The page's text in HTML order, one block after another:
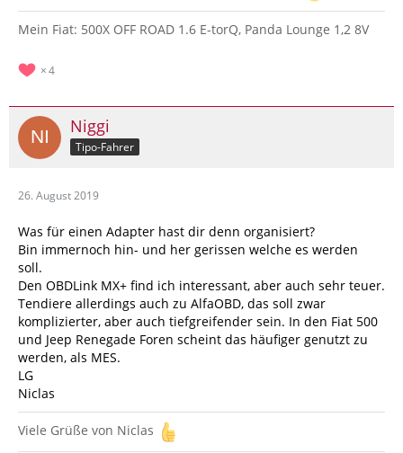
Mein Fiat: 500X OFF ROAD 1.6 E-torQ, Panda Lounge 1,2 8V
4
Niggi
Tipo-Fahrer
26. August 2019
Was für einen Adapter hast dir denn organisiert?
Bin immernoch hin- und her gerissen welche es werden
soll.
Den OBDLink MX+ find ich interessant, aber auch sehr teuer.
Tendiere allerdings auch zu AlfaOBD, das soll zwar
komplizierter, aber auch tiefgreifender sein. In den Fiat 500
und Jeep Renegade Foren scheint das häufiger genutzt zu
werden, als MES.
LG
Niclas
Viele Grüße von Niclas